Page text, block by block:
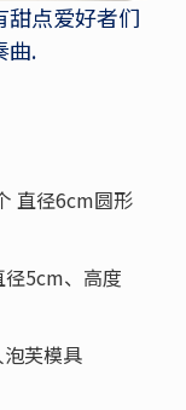
甜点爱好者们
曲.
直径6cm圆形
5cm、高度
芙模具